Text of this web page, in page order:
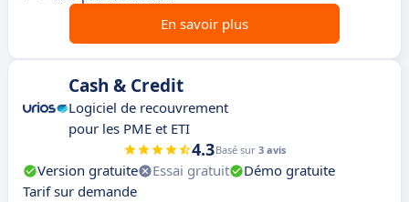
En savoir plus
Cash & Credit
Logiciel de recouvrement
pour les PME et ETI
4.3Basé sur 3 avis
Version gratuite Essai gratuit
Démo gratuite
Tarif sur demande